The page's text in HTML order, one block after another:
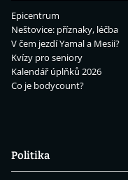
Epicentrum
Neštovice: příznaky, léčba
V čem jezdí Yamal a Mesii?
Kvízy pro seniory
Kalendář úplňků 2026
Co je bodycount?
Politika